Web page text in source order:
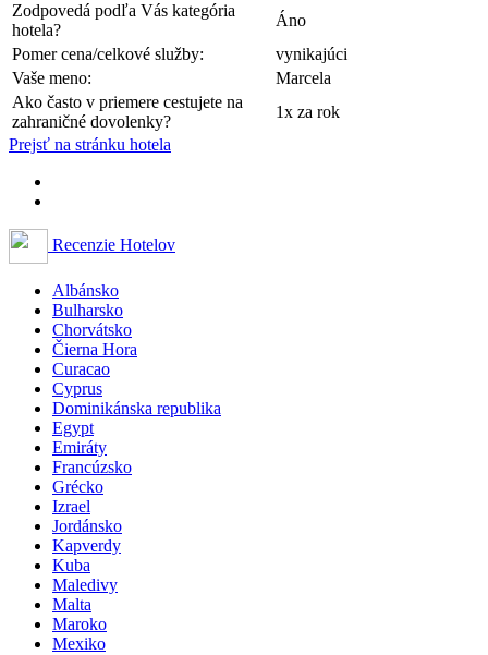
Zodpovedá podľa Vás kategória
hotela?
Áno
Pomer cena/celkové služby:
vynikajúci
Vaše meno:
Marcela
Ako často v priemere cestujete na
zahraničné dovolenky?
1x za rok
Prejsť na stránku hotela
Recenzie Hotelov
Albánsko
Bulharsko
Chorvátsko
Čierna Hora
Curacao
Cyprus
Dominikánska republika
Egypt
Emiráty
Francúzsko
Grécko
Izrael
Jordánsko
Kapverdy
Kuba
Maledivy
Malta
Maroko
Mexiko